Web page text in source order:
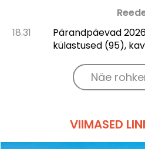
18.31
Pärandpäevad
külastused (95),
Näe
VIIMASED